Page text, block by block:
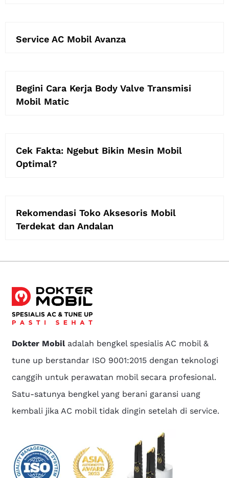
Service AC Mobil Avanza
Begini Cara Kerja Body Valve Transmisi
Mobil Matic
Cek Fakta: Ngebut Bikin Mesin Mobil
Optimal?
Rekomendasi Toko Aksesoris Mobil
Terdekat dan Andalan
Dokter Mobiladalah bengkel spesialis AC mobil &
tune up berstandar ISO 9001:2015 dengan teknologi
canggih untuk perawatan mobil secara profesional.
Satu-satunya bengkel yang berani garansi uang
kembali jika AC mobil tidak dingin setelah di service.